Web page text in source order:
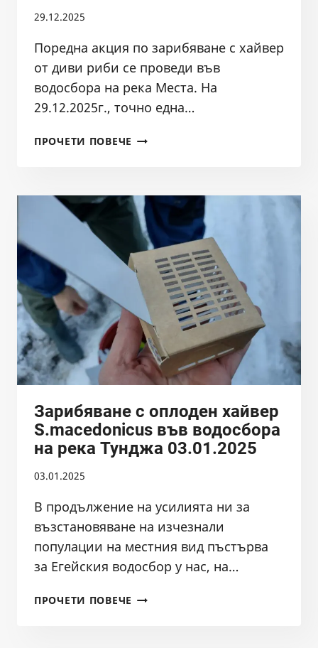
29.12.2025
Поредна акция по зарибяване с хайвер
от диви риби се проведи във
водосбора на река Места. На
29.12.2025г., точно една…
ПРОЧЕТИ ПОВЕЧЕ ЗАРИБЯВАНЕ
ВЪВ
ВОДОСБОРА
НА
РЕКА
МЕСТА
29.12.2025Г.
Зарибяване с оплоден хайвер
S.macedonicus във водосбора
на река Тунджа 03.01.2025
03.01.2025
В продължение на усилията ни за
възстановяване на изчезнали
популации на местния вид пъстърва
за Егейския водосбор у нас, на…
ПРОЧЕТИ ПОВЕЧЕ ЗАРИБЯВАНЕ